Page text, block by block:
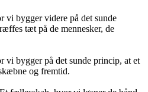
vi bygger videre på det sunde
tæt på de mennesker, de
vi bygger på det sunde princip, at et
og fremtid.